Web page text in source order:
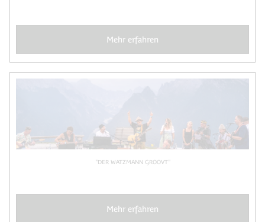
Mehr erfahren
"DER WATZMANN GROOVT"
Mehr erfahren